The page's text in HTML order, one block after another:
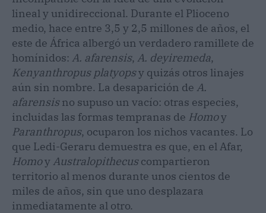
lineal y unidireccional. Durante el Plioceno
medio, hace entre 3,5 y 2,5 millones de años, el
este de África albergó un verdadero ramillete de
homínidos: A. afarensis, A. deyiremeda,
Kenyanthropus platyopsy quizás otros linajes
aún sin nombre. La desaparición de A.
afarensisno supuso un vacío: otras especies,
incluidas las formas tempranas de Homoy
Paranthropus, ocuparon los nichos vacantes. Lo
que Ledi-Geraru demuestra es que, en el Afar,
HomoyAustralopithecuscompartieron
territorio al menos durante unos cientos de
miles de años, sin que uno desplazara
inmediatamente al otro.